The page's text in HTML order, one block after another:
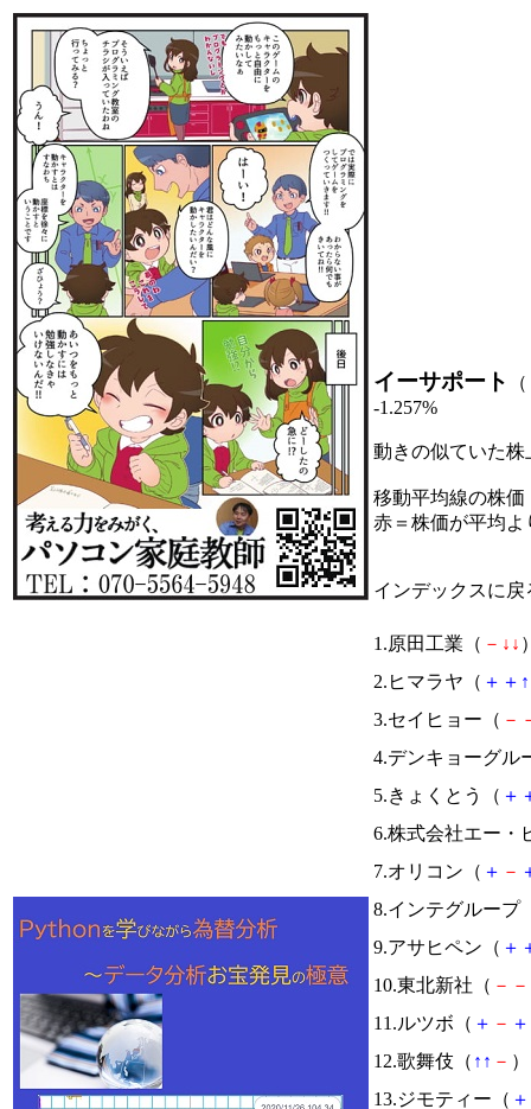
イーサポート （
-1.257%
動きの似ていた
移動平均線の株価
赤＝株価が平均
インデックスに戻
1.原田工業（ － ↓ ↓
2.ヒマラヤ（ ＋ ＋ ↑
3.セイヒョー（ －
4.デンキョーグル
5.きょくとう（ ＋
6.株式会社エー・
7.オリコン（ ＋ －
8.インテグループ
9.アサヒペン（ ＋
10.東北新社（ － －
11.ルツボ（ ＋ － ＋
12.歌舞伎（ ↑ ↑ －
13.ジモティー（ ＋